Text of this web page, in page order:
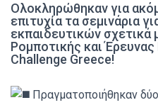
Ολοκληρώθηκαν για
επιτυχία τα σεμινάρια
εκπαιδευτικών
Ρομποτικής και
Challenge Greece!
Πραγματοποιήθηκαν